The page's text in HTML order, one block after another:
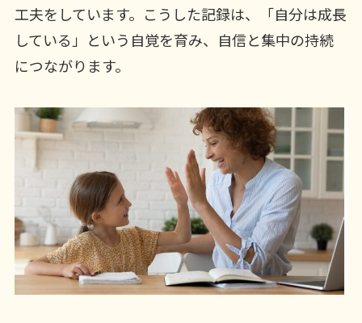
工夫をしています。こうした記録は、「自分は成長
している」という自覚を育み、自信と集中の持続
につながります。